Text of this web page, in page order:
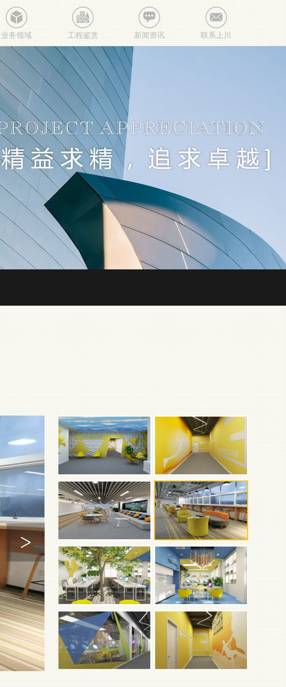
业务领域 工程鉴赏 新闻资讯 联系上川